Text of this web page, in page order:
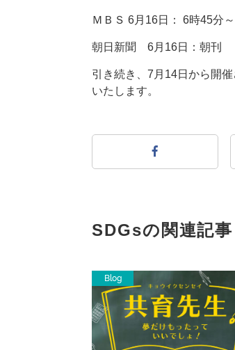
ＭＢＳ 6月16日： 6時45分
朝日新聞 6月16日：朝刊
引き続き、7月14日から開
いたします。
SDGsの関連記事
Blog